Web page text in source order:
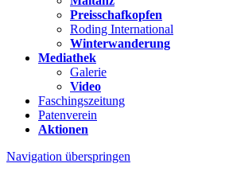
Preisschafkopfen
Roding International
Winterwanderung
Mediathek
Galerie
Video
Faschingszeitung
Patenverein
Aktionen
Navigation überspringen